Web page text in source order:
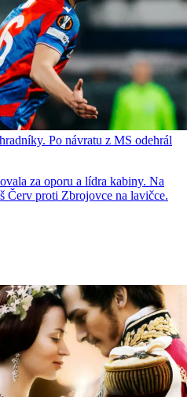
Po návratu z MS odehrál
za oporu a lídra kabiny. Na
Červ proti Zbrojovce na lavičce.